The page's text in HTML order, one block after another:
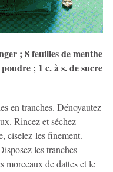
; 8 feuilles de menthe
; 1 c. à s. de sucre
en tranches. Dénoyautez
Rincez et séchez
ciselez-les finement.
les tranches
morceaux de dattes et le